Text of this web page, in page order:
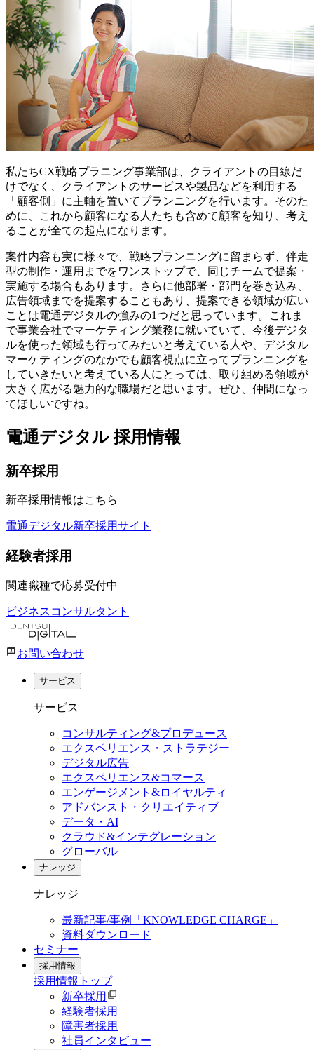
私たちCX戦略プラニング事業部は、クライアントの目線だ
けでなく、クライアントのサービスや製品などを利用する
「顧客側」に主軸を置いてプランニングを行います。そのた
めに、これから顧客になる人たちも含めて顧客を知り、考え
ることが全ての起点になります。
案件内容も実に様々で、戦略プランニングに留まらず、伴走
型の制作・運用までをワンストップで、同じチームで提案・
実施する場合もあります。さらに他部署・部門を巻き込み、
広告領域までを提案することもあり、提案できる領域が広い
ことは電通デジタルの強みの1つだと思っています。これま
で事業会社でマーケティング業務に就いていて、今後デジタ
ルを使った領域も行ってみたいと考えている人や、デジタル
マーケティングのなかでも顧客視点に立ってプランニングを
していきたいと考えている人にとっては、取り組める領域が
大きく広がる魅力的な職場だと思います。ぜひ、仲間になっ
てほしいですね。
電通デジタル 採用情報
新卒採用
新卒採用情報はこちら
電通デジタル新卒採用サイト
経験者採用
関連職種で応募受付中
ビジネスコンサルタント
お問い合わせ
サービス
サービス
コンサルティング&プロデュース
エクスペリエンス・ストラテジー
デジタル広告
エクスペリエンス&コマース
エンゲージメント&ロイヤルティ
アドバンスト・クリエイティブ
データ・AI
クラウド&インテグレーション
グローバル
ナレッジ
ナレッジ
最新記事/事例「KNOWLEDGE CHARGE」
資料ダウンロード
セミナー
採用情報
採用情報 トップ
新卒採用
経験者採用
障害者採用
社員インタビュー